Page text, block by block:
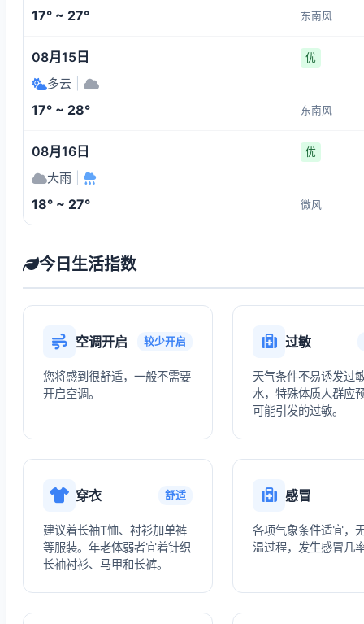
17° ~ 27° 东南风
08月15日 优
多云
17° ~ 28° 东南风
08月16日 优
大雨
18° ~ 27° 微风
今日生活指数
空调开启 较少开启
您将感到很舒适，一般不需要
开启空调。
过敏
天气条件不易诱发过
水，特殊体质人群应
可能引发的过敏。
穿衣 舒适
建议着长袖T恤、衬衫加单裤
等服装。年老体弱者宜着针织
长袖衬衫、马甲和长裤。
感冒
各项气象条件适宜，
温过程，发生感冒几